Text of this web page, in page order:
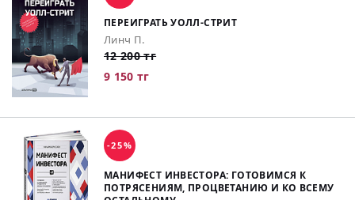
ПЕРЕИГРАТЬ УОЛЛ-СТРИТ
Линч П.
12 200 тг
9 150 тг
-25%
МАНИФЕСТ ИНВЕСТОРА: ГОТОВИМСЯ К
ПОТРЯСЕНИЯМ, ПРОЦВЕТАНИЮ И КО ВСЕМУ